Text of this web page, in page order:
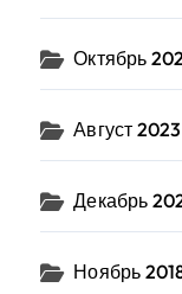
Октябрь
Август 2023
Декабрь
Ноябрь